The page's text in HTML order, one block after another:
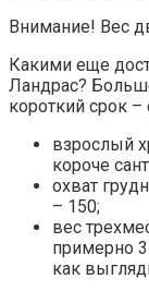
Внимание! Вес
Какими еще
Ландрас?
короткий срок
взрослый
короче
охват
– 150;
вес
примерно
как